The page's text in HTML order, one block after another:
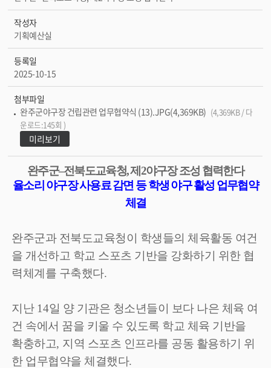
작성자
기획예산실
등록일
2025-10-15
첨부파일
완주군야구장 건립관련 업무협약식 (13).JPG(4,369KB) (4,369KB / 다
운로드:145회 )
미리보기
완주군–전북도교육청,제2야구장 조성 협력한다
율소리 야구장 사용료 감면 등 학생 야구 활성 업무협약
체결
완주군과 전북도교육청이 학생들의 체육활동 여건
을 개선하고 학교 스포츠 기반을 강화하기 위한 협
력체계를 구축했다.
지난 14일 양 기관은 청소년들이 보다 나은 체육 여
건 속에서 꿈을 키울 수 있도록 학교 체육 기반을
확충하고, 지역 스포츠 인프라를 공동 활용하기 위
한 업무협약을 체결했다.